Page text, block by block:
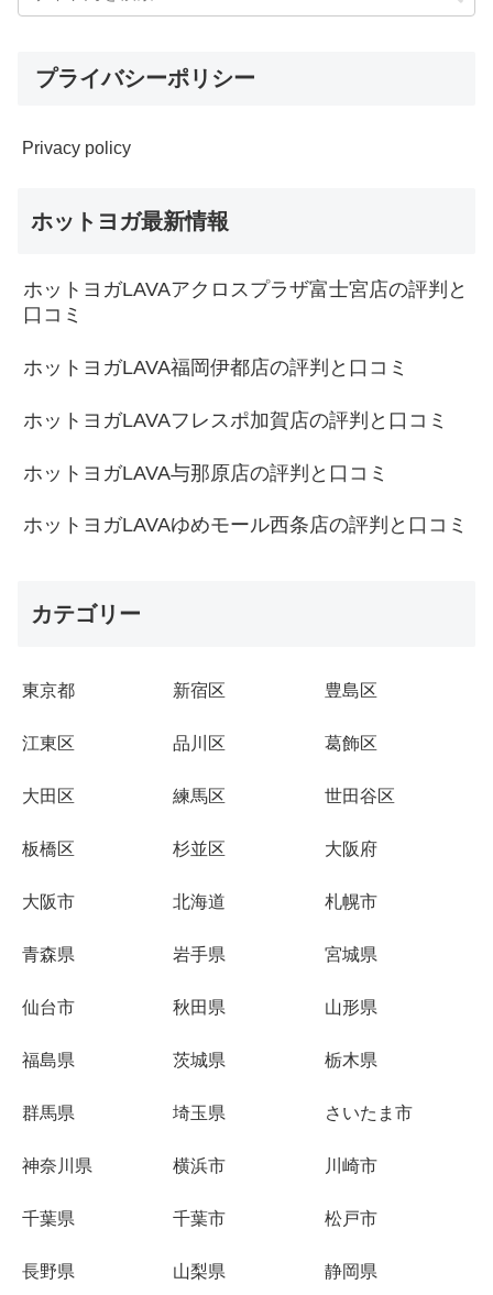
プライバシーポリシー
Privacy policy
ホットヨガ最新情報
ホットヨガLAVAアクロスプラザ富士宮店の評判と
口コミ
ホットヨガLAVA福岡伊都店の評判と口コミ
ホットヨガLAVAフレスポ加賀店の評判と口コミ
ホットヨガLAVA与那原店の評判と口コミ
ホットヨガLAVAゆめモール西条店の評判と口コミ
カテゴリー
東京都 新宿区 豊島区
江東区 品川区 葛飾区
大田区 練馬区 世田谷区
板橋区 杉並区 大阪府
大阪市 北海道 札幌市
青森県 岩手県 宮城県
仙台市 秋田県 山形県
福島県 茨城県 栃木県
群馬県 埼玉県 さいたま市
神奈川県 横浜市 川崎市
千葉県 千葉市 松戸市
長野県 山梨県 静岡県